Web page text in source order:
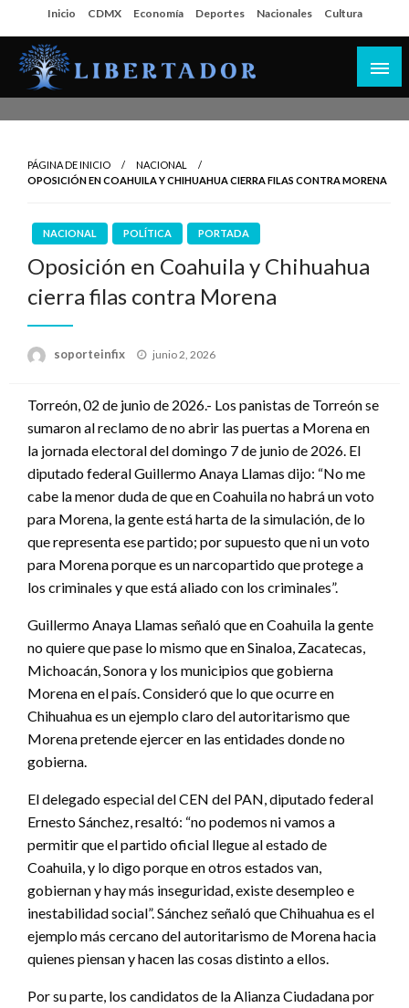
al
contenido
Inicio CDMX Economía Deportes Nacionales Cultura
PÁGINA DE INICIO
NACIONAL
OPOSICIÓN EN COAHUILA Y CHIHUAHUA CIERRA FILAS CONTRA MORENA
NACIONAL POLÍTICA PORTADA
Oposición en Coahuila y Chihuahua
cierra filas contra Morena
soporteinfix
Publicado
junio 2, 2026
Torreón, 02 de junio de 2026.- Los panistas de Torreón se
sumaron al reclamo de no abrir las puertas a Morena en
la jornada electoral del domingo 7 de junio de 2026. El
diputado federal Guillermo Anaya Llamas dijo: “No me
cabe la menor duda de que en Coahuila no habrá un voto
para Morena, la gente está harta de la simulación, de lo
que representa ese partido; por supuesto que ni un voto
para Morena porque es un narcopartido que protege a
los criminales y que está aliado con los criminales”.
Guillermo Anaya Llamas señaló que en Coahuila la gente
no quiere que pase lo mismo que en Sinaloa, Zacatecas,
Michoacán, Sonora y los municipios que gobierna
Morena en el país. Consideró que lo que ocurre en
Chihuahua es un ejemplo claro del autoritarismo que
Morena pretende ejercer en las entidades donde no
gobierna.
El delegado especial del CEN del PAN, diputado federal
Ernesto Sánchez, resaltó: “no podemos ni vamos a
permitir que el partido oficial llegue al estado de
Coahuila, y lo digo porque en otros estados van,
gobiernan y hay más inseguridad, existe desempleo e
inestabilidad social”. Sánchez señaló que Chihuahua es el
ejemplo más cercano del autoritarismo de Morena hacia
quienes piensan y hacen las cosas distinto a ellos.
Por su parte, los candidatos de la Alianza Ciudadana por